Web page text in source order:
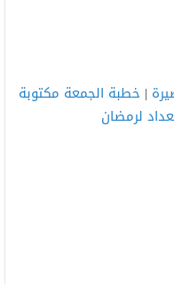
| خطبة الجمعة مكتوبة
لرمضان